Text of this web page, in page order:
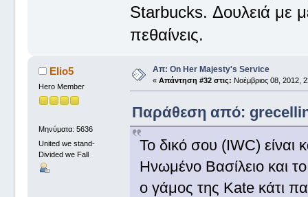
Starbucks. Δουλειά με
πεθαίνεις.
Elio5
Hero Member
Μηνύματα: 5636
United we stand-
Divided we Fall
Απ: On Her Majesty's Service
« Απάντηση #32 στις: Νοέμβριος 08, 2012,
Παράθεση από: grecellin
Το δικό σου (IWC)
Ηνωμένο Βασίλειο και
ο γάμος της Kate κάτι